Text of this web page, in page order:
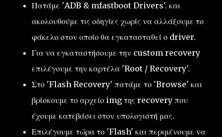
Πατάμε 'ADB & mfastboot Drivers'. και
ακολουθούμε τις οδηγίες χωρίς να αλλάξουμε το
φάκελο στον οποίο θα εγκατασταθεί ο driver.
Για να εγκαταστήσουμε την custom recovery
επιλέγουμε την καρτέλα 'Root / Recovery'.
Στο 'Flash Recovery' πατάμε το 'Browse' και
βρίσκουμε το αρχείο img της recovery που
έχουμε κατεβάσει στον υπολογιστή μας.
Επιλέγουμε τώρα το 'Flash' και περιμένουμε να